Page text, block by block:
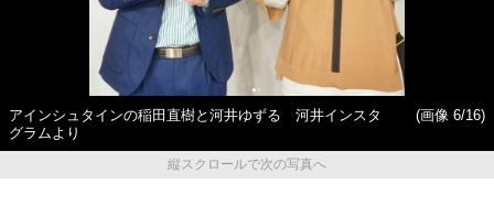
アインシュタインの稲田直樹と河井ゆずる 河井インスタ
グラムより
(画像 6/16)
縦スクロールで次の写真へ